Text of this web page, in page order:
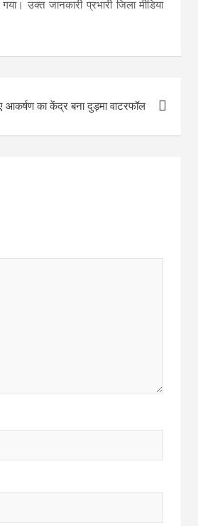
उक्त जानकारी प्रभारी जिला मीडिया
आकर्षण का केंद्र बना दुड़मा वाटरफॉल